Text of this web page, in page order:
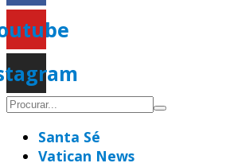
Santa Sé
Vatican News